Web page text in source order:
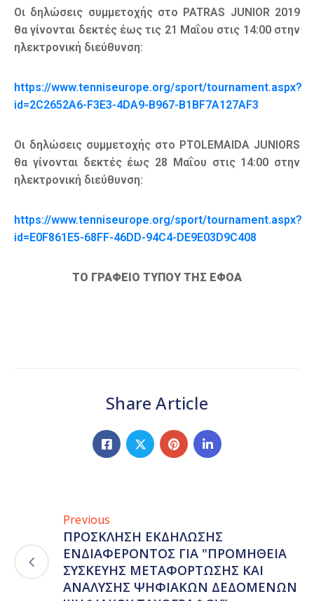
Οι δηλώσεις συμμετοχής στο PATRAS JUNIOR 2019
θα γίνονται δεκτές έως τις 21 Μαΐου στις 14:00 στην
ηλεκτρονική διεύθυνση:
https://www.tenniseurope.org/sport/tournament.aspx?
id=2C2652A6-F3E3-4DA9-B967-B1BF7A127AF3
Οι δηλώσεις συμμετοχής στο PTOLEMAIDA JUNIORS
θα γίνονται δεκτές έως 28 Μαΐου στις 14:00 στην
ηλεκτρονική διεύθυνση:
https://www.tenniseurope.org/sport/tournament.aspx?
id=E0F861E5-68FF-46DD-94C4-DE9E03D9C408
ΤΟ ΓΡΑΦΕΙΟ ΤΥΠΟΥ ΤΗΣ ΕΦΟΑ
Share Article
Previous
ΠΡΟΣΚΛΗΣΗ ΕΚΔΗΛΩΣΗΣ
ΕΝΔΙΑΦΕΡΟΝΤΟΣ ΓΙΑ "ΠΡΟΜΗΘΕΙΑ
ΣΥΣΚΕΥΗΣ ΜΕΤΑΦΟΡΤΩΣΗΣ ΚΑΙ
ΑΝΑΛΥΣΗΣ ΨΗΦΙΑΚΩΝ ΔΕΔΟΜΕΝΩΝ